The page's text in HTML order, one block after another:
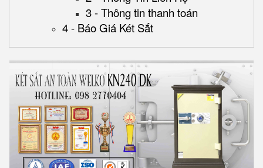
3 - Thông tin thanh toán
4 - Báo Giá Két Sắt